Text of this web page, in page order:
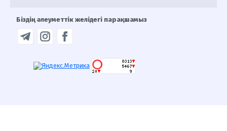
Біздің әлеуметтік желідегі парақшамыз